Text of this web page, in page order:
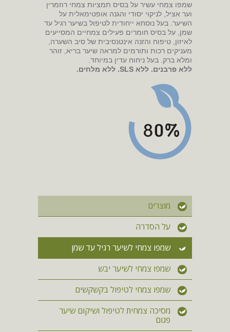
שמפו צמחי עשיר על בסיס תמציות צמחי רוזמרין
וער אציל, לניקוי יסודי והגנה אופטימאלית על
השיער. בעל נוסחא ייחודית לטיפול בשיער רגיל עד
שמן, על בסיס חומרים פעילים צמחיים המסייעים
לאיזון, טיפוח והזנה אינטנסיבית של סיב השערה,
מעניקים רכות ותורמים למראה שיער בריא, זוהר
ומלא ברק. בעל ניחוח עדין במיוחד.
ללא פרבנים. ללא SLS. ללא מלחים.
מוצרים
על הסדרה
שמפו צמחי לשיער רגיל עד שמן
שמפו צמחי לשיער יבש
שמפו צמחי לטיפול בקשקשים
מסיכה צמחית לטיפול ושיקום שיער
פגום